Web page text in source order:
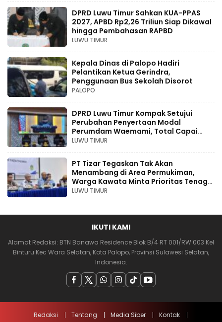
DPRD Luwu Timur Sahkan KUA-PPAS
2027, APBD Rp2,26 Triliun Siap Dikawal
hingga Pembahasan RAPBD
LUWU TIMUR
Kepala Dinas di Palopo Hadiri
Pelantikan Ketua Gerindra,
Penggunaan Bus Sekolah Disorot
PALOPO
DPRD Luwu Timur Kompak Setujui
Perubahan Penyertaan Modal
Perumdam Waemami, Total Capai
Rp131,68 Miliar Hingga 2030
LUWU TIMUR
PT Tizar Tegaskan Tak Akan
Menambang di Area Permukiman,
Warga Kawata Minta Prioritas Tenaga
Kerja Lokal
LUWU TIMUR
IKUTI KAMI
Alamat Redaksi: BTN Banawa Residence Blok B/4 RT 001/RW 003 Kel
Binturu Kec Wara Selatan, Kota Palopo, Provinsi Sulawesi Selatan,
Indonesia.
Redaksi Tentang Media Siber
Kontak